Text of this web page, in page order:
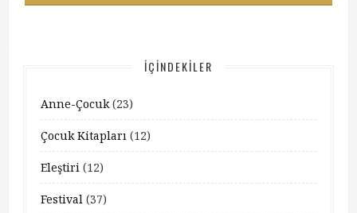
İÇINDEKILER
Anne-Çocuk(23)
Çocuk Kitapları (12)
Eleştiri (12)
Festival (37)